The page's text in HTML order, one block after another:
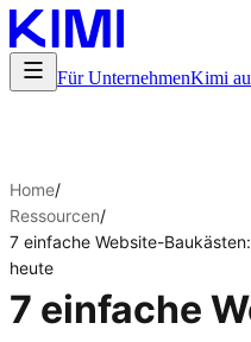
Für UnternehmenKimi
Home/
Ressourcen/
7 einfache Website-
heute
7 einfache